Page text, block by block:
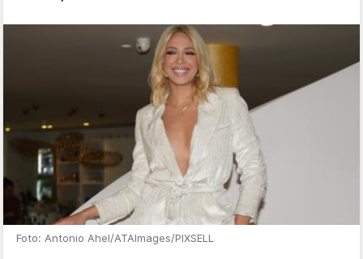
Foto: Antonio Ahel/ATAImages/PIXSELL